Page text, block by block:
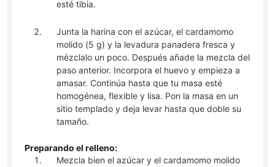
esté tibia.
Junta la harina con el azúcar, el cardamomo
molido (5 g) y la levadura panadera fresca y
mézclalo un poco. Después añade la mezcla del
paso anterior. Incorpora el huevo y empieza a
amasar. Continúa hasta que tu masa esté
homogénea, flexible y lisa. Pon la masa en un
sitio templado y deja levar hasta que doble su
tamaño.
Preparando el relleno:
Mezcla bien el azúcar y el cardamomo molido